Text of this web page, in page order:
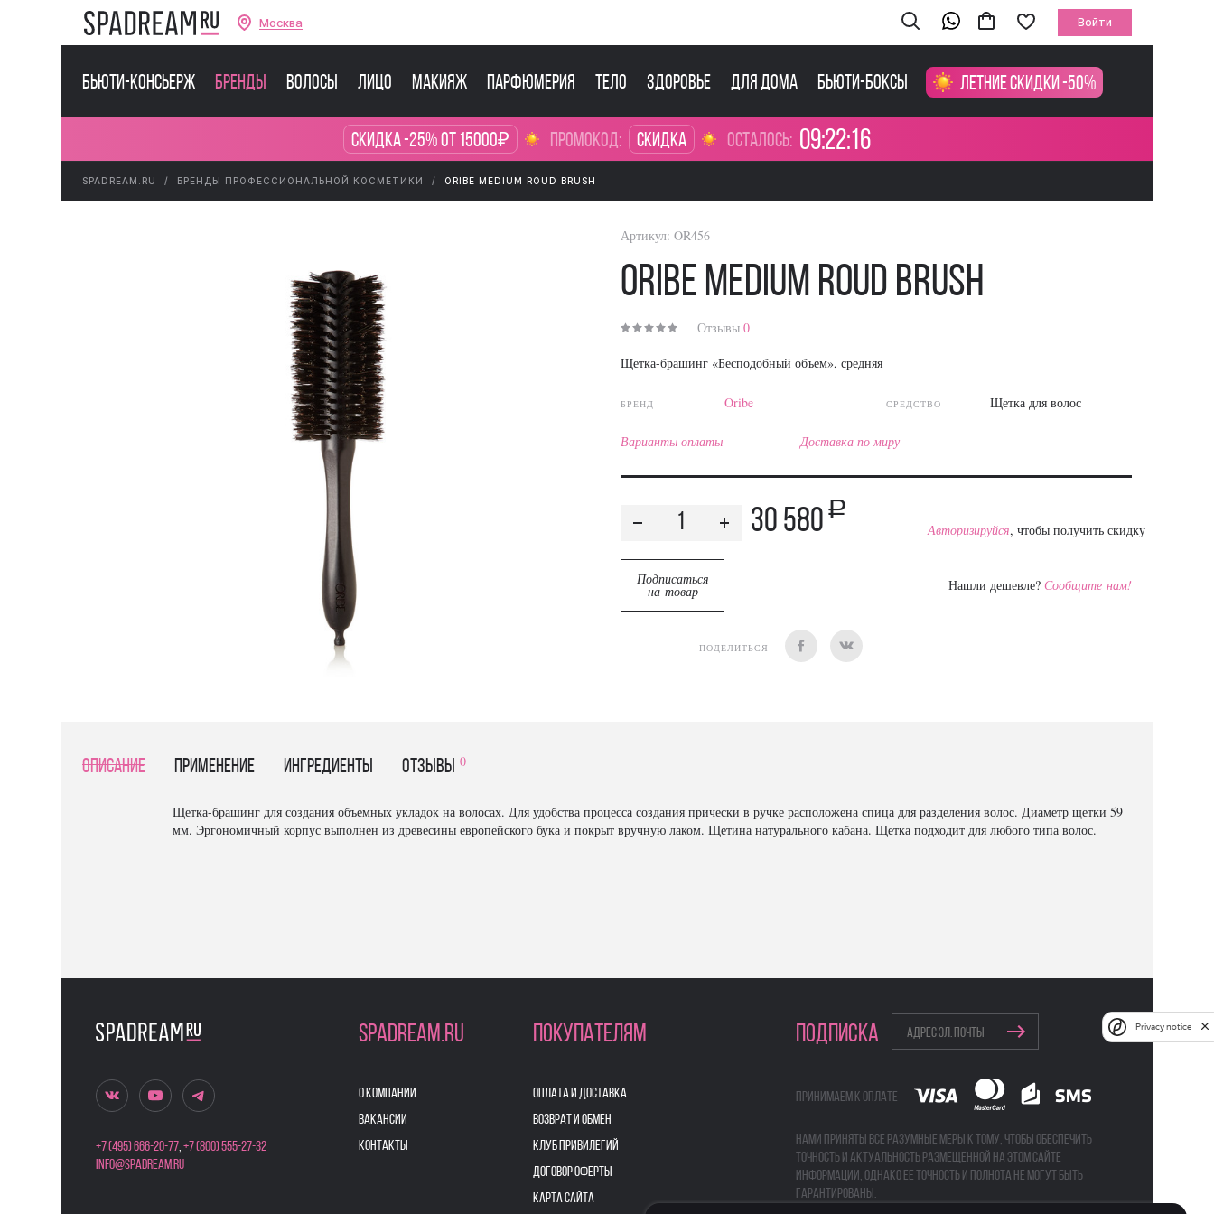
Москва Войти
Бьюти-консьерж Бренды Волосы Лицо Макияж Парфюмерия Тело Здоровье Для дома Бьюти-боксы Летние скидки -50%
Скидка -25% от 15000₽ промокод: Скидка осталось: 09:22:16
SPADREAM.RU БРЕНДЫ ПРОФЕССИОНАЛЬНОЙ КОСМЕТИКИ ORIBE MEDIUM ROUD BRUSH
Артикул: OR456
Oribe Medium Roud Brush
Отзывы0
Щетка-брашинг «Бесподобный объем», средняя
БРЕНД Oribe СРЕДСТВО Щетка для волос
Варианты оплаты Доставка по миру
30 580 a
Авторизируйся, чтобы получить скидку
Подписаться
на товар Нашли дешевле? Сообщите нам!
ПОДЕЛИТЬСЯ
Описание Применение Ингредиенты отзывы 0
Щетка-брашинг для создания объемных укладок на волосах. Для удобства процесса создания прически в ручке расположена спица для разделения волос. Диаметр щетки 59
мм. Эргономичный корпус выполнен из древесины европейского бука и покрыт вручную лаком. Щетина натурального кабана. Щетка подходит для любого типа волос.
+7 (495) 666-20-77,+7 (800) 555-27-32
info@spadream.ru
SPADREAM.RU
О КОМПАНИИ
ВАКАНСИИ
КОНТАКТЫ
ПОКУПАТЕЛЯМ
ОПЛАТА И ДОСТАВКА
ВОЗВРАТ И ОБМЕН
КЛУБ ПРИВИЛЕГИЙ
ДОГОВОР ОФЕРТЫ
КАРТА САЙТА
ПОДПИСКА
Принимаем к оплате
Нами приняты все разумные меры к тому, чтобы обеспечить
точность и актуальность размещенной на этом сайте
информации, однако ее точность и полнота не могут быть
гарантированы.
Privacy notice